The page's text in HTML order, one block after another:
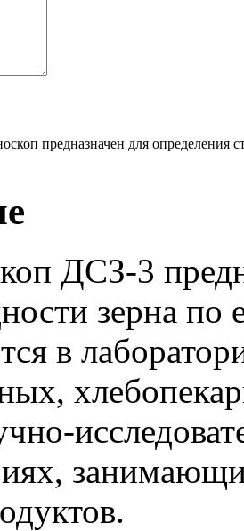
предназначен для определения
ДСЗ-3
зерна по
в